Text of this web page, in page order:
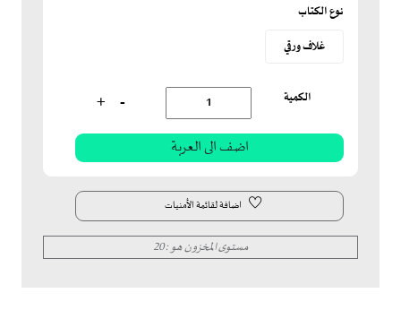
نوع الكتاب
غلاف ورقي
الكمية -
+
اضافة لقائمة الأمنيات
مستوى المخزون هو : 20